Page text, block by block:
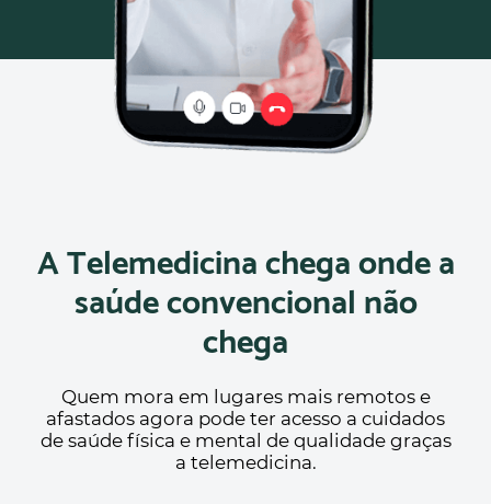
A Telemedicina chega onde a
saúde convencional não
chega
Quem mora em lugares mais remotos e
afastados agora pode ter acesso a cuidados
de saúde física e mental de qualidade graças
a telemedicina.